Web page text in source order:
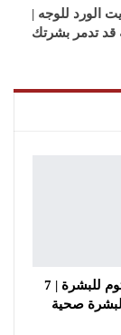
الورد للوجه |
تدمر بشرتك
فوائد زيت الثوم للبشرة | 7
لبشرة صحية